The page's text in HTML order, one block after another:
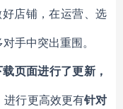
店铺，在运营、选
手中突出重围。
页面进行了更新，
进行更高效更有针对